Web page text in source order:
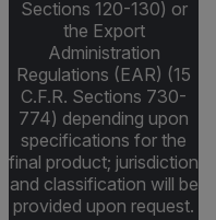
Sections 120-130) or
the Export
Administration
Regulations (EAR) (15
C.F.R. Sections 730-
774) depending upon
specifications for the
final product; jurisdiction
and classification will be
provided upon request.